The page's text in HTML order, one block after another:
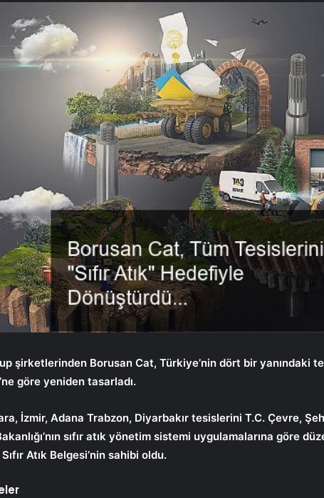
şirketlerinden Borusan Cat, Türkiye’nin dört bir yanındaki
göre yeniden tasarladı.
İzmir, Adana Trabzon, Diyarbakır tesislerini T.C. Çevre,
sıfır atık yönetim sistemi uygulamalarına göre
Atık Belgesi’nin sahibi oldu.